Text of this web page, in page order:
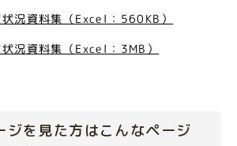
況資料集（Excel：560KB）
況資料集（Excel：3MB）
ジを見た方はこんなページ